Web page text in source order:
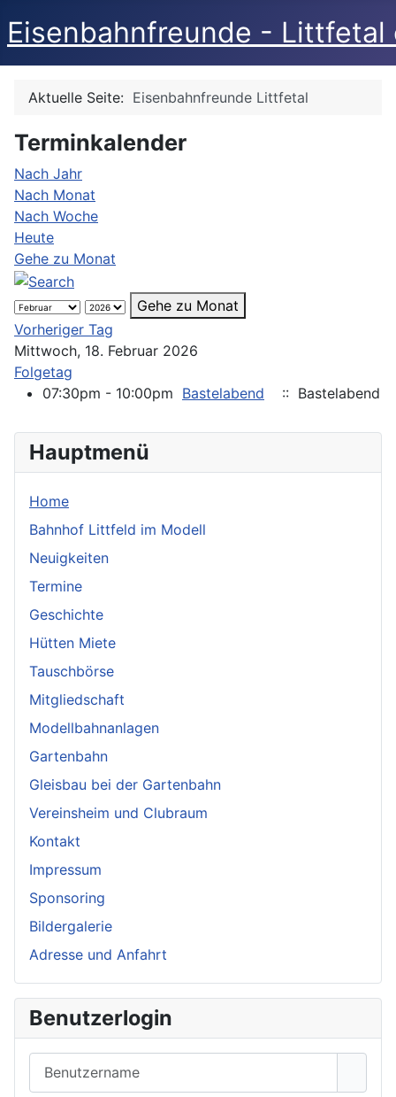
Eisenbahnfreunde - Littfetal
Aktuelle Seite: Eisenbahnfreunde Littfetal
Terminkalender
Nach Jahr
Nach Monat
Nach Woche
Heute
Gehe zu Monat
Gehe zu Monat
Vorheriger Tag
Mittwoch, 18. Februar 2026
Folgetag
07:30pm - 10:00pm Bastelabend :: Bastelabend
Hauptmenü
Home
Bahnhof Littfeld im Modell
Neuigkeiten
Termine
Geschichte
Hütten Miete
Tauschbörse
Mitgliedschaft
Modellbahnanlagen
Gartenbahn
Gleisbau bei der Gartenbahn
Vereinsheim und Clubraum
Kontakt
Impressum
Sponsoring
Bildergalerie
Adresse und Anfahrt
Benutzerlogin